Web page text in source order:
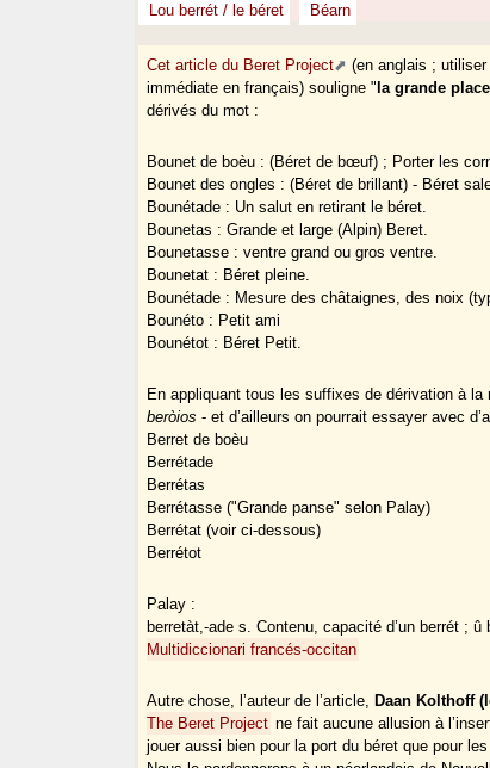
Lou berrét / le béret Béarn
Cet article du Beret Project (en anglais ;
immédiate en français) souligne " la grande
dérivés du mot :
Bounet de boèu : (Béret de bœuf) ; Porter les
Bounet des ongles : (Béret de brillant) - Béret
Bounétade : Un salut en retirant le béret.
Bounetas : Grande et large (Alpin) Beret.
Bounetasse : ventre grand ou gros ventre.
Bounetat : Béret pleine.
Bounétade : Mesure des châtaignes, des noix
Bounéto : Petit ami
Bounétot : Béret Petit.
En appliquant tous les suffixes de dérivation à
beròios - et d’ailleurs on pourrait essayer avec
Berret de boèu
Berrétade
Berrétas
Berrétasse ("Grande panse" selon Palay)
Berrétat (voir ci-dessous)
Berrétot
Palay :
berretàt,-ade s. Contenu, capacité d’un berrét ;
Multidiccionari francés-occitan
Autre chose, l’auteur de l’article, Daan Kolthoff
The Beret Project ne fait aucune allusion à
jouer aussi bien pour la port du béret que pour